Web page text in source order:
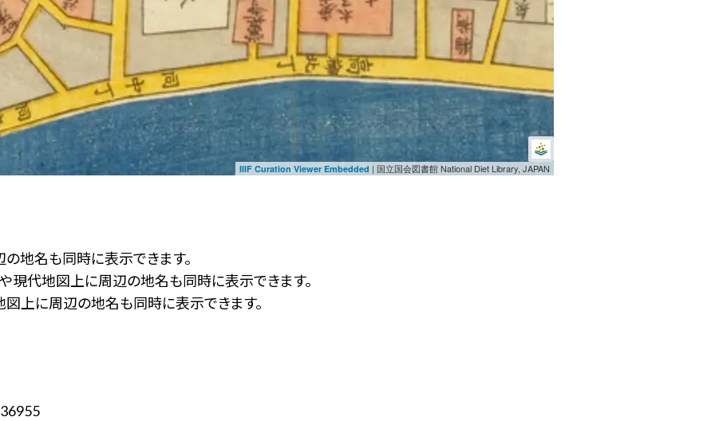
IIIF Curation Viewer Embedded | 国立国会図書館 National Diet Library, JAPAN
地名も同時に表示できます。
や現代地図上に周辺の地名も同時に表示できます。
図上に周辺の地名も同時に表示できます。